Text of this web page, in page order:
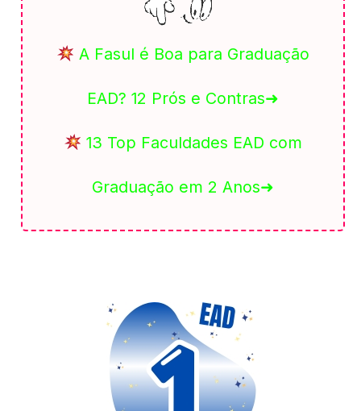
A Fasul é Boa para Graduação
EAD? 12 Prós e Contras➜
13 Top Faculdades EAD com
Graduação em 2 Anos➜